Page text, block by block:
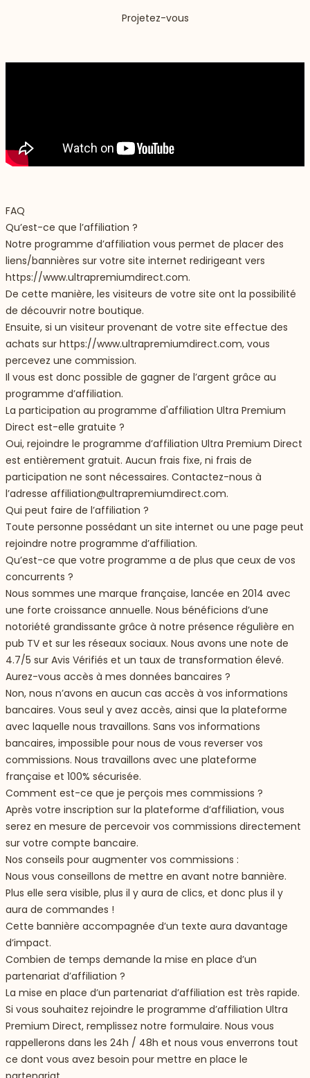
Projetez-vous
FAQ
Qu’est-ce que l’affiliation ?
Notre programme d’affiliation vous permet de placer des
liens/bannières sur votre site internet redirigeant vers
https://www.ultrapremiumdirect.com.
De cette manière, les visiteurs de votre site ont la possibilité
de découvrir notre boutique.
Ensuite, si un visiteur provenant de votre site effectue des
achats sur https://www.ultrapremiumdirect.com, vous
percevez une commission.
Il vous est donc possible de gagner de l’argent grâce au
programme d’affiliation.
La participation au programme d'affiliation Ultra Premium
Direct est-elle gratuite ?
Oui, rejoindre le programme d’affiliation Ultra Premium Direct
est entièrement gratuit. Aucun frais fixe, ni frais de
participation ne sont nécessaires. Contactez-nous à
l’adresse affiliation@ultrapremiumdirect.com.
Qui peut faire de l’affiliation ?
Toute personne possédant un site internet ou une page peut
rejoindre notre programme d’affiliation.
Qu’est-ce que votre programme a de plus que ceux de vos
concurrents ?
Nous sommes une marque française, lancée en 2014 avec
une forte croissance annuelle. Nous bénéficions d’une
notoriété grandissante grâce à notre présence régulière en
pub TV et sur les réseaux sociaux. Nous avons une note de
4.7/5 sur Avis Vérifiés et un taux de transformation élevé.
Aurez-vous accès à mes données bancaires ?
Non, nous n’avons en aucun cas accès à vos informations
bancaires. Vous seul y avez accès, ainsi que la plateforme
avec laquelle nous travaillons. Sans vos informations
bancaires, impossible pour nous de vous reverser vos
commissions. Nous travaillons avec une plateforme
française et 100% sécurisée.
Comment est-ce que je perçois mes commissions ?
Après votre inscription sur la plateforme d’affiliation, vous
serez en mesure de percevoir vos commissions directement
sur votre compte bancaire.
Nos conseils pour augmenter vos commissions :
Nous vous conseillons de mettre en avant notre bannière.
Plus elle sera visible, plus il y aura de clics, et donc plus il y
aura de commandes !
Cette bannière accompagnée d’un texte aura davantage
d’impact.
Combien de temps demande la mise en place d’un
partenariat d’affiliation ?
La mise en place d’un partenariat d’affiliation est très rapide.
Si vous souhaitez rejoindre le programme d’affiliation Ultra
Premium Direct, remplissez notre formulaire. Nous vous
rappellerons dans les 24h / 48h et nous vous enverrons tout
ce dont vous avez besoin pour mettre en place le